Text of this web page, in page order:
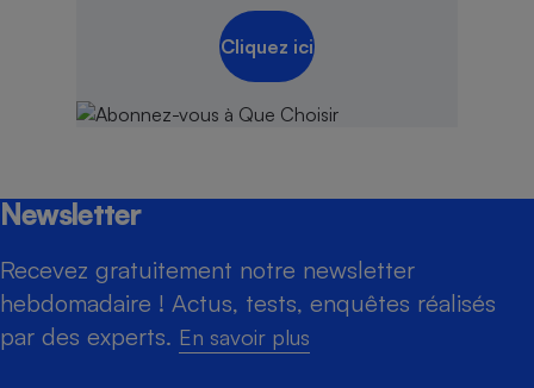
Cliquez ici
Newsletter
Recevez gratuitement notre newsletter
hebdomadaire ! Actus, tests, enquêtes réalisés
par des experts. En savoir plus